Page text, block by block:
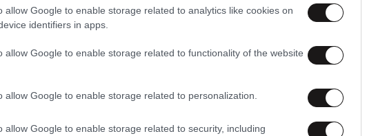
allow Google to enable storage related to analytics like cookies on
identifiers in apps.
allow Google to enable storage related to functionality of the website
allow Google to enable storage related to personalization.
allow Google to enable storage related to security, including
ο ΣΥΡΙΖΑ για τη μη κατάθεση υπομνήματος
– Από δηλώσεις χορτάσαμε